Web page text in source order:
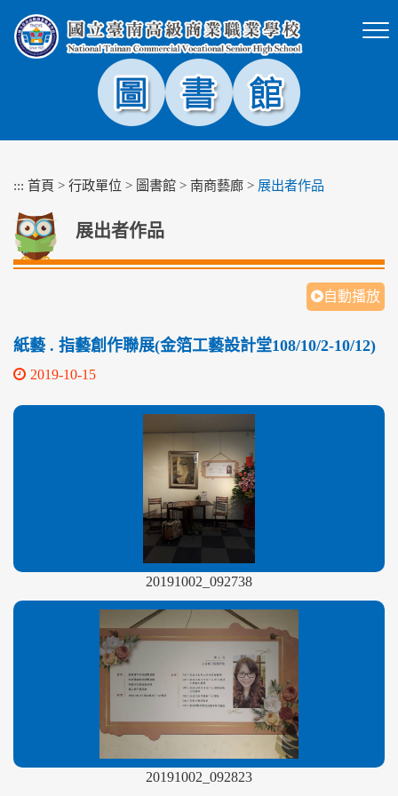
塊
::: 首頁 > 行政單位 > 圖書館 > 南商藝廊 > 展出者作品
展出者作品
自動播放
紙藝 . 指藝創作聯展(金箔工藝設計堂108/10/2-10/12)
2019-10-15
20191002_092738
20191002_092823